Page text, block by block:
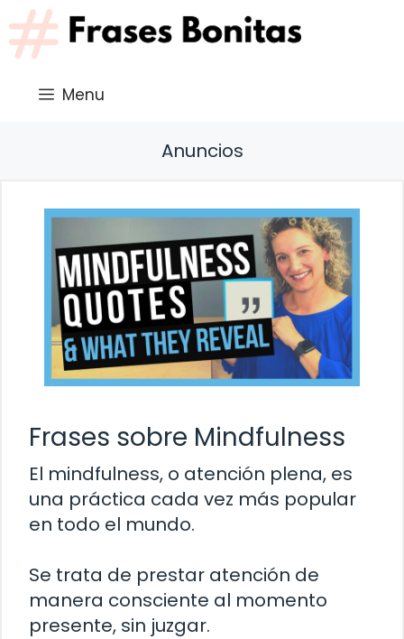
Saltar
al
contenido
Menu
Anuncios
Frases sobre Mindfulness
El mindfulness, o atención plena, es
una práctica cada vez más popular
en todo el mundo.
Se trata de prestar atención de
manera consciente al momento
presente, sin juzgar.